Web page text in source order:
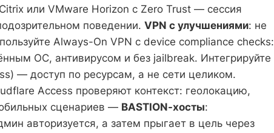
или VMware Horizon с Zero Trust — сессия
поведении. VPN с улучшениями: не
Always-On VPN с device compliance checks:
ОС, антивирусом и без jailbreak. Интегрируйте
— доступ по ресурсам, а не сети целиком.
Access проверяют контекст: геолокацию,
сценариев — BASTION-хосты:
авторизуется, а затем прыгает в цель через